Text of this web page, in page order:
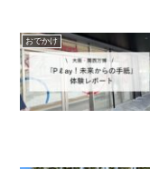
おでかけ